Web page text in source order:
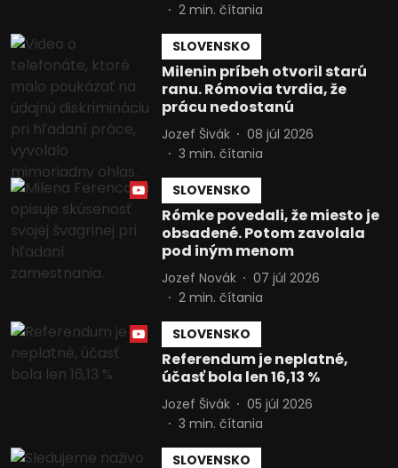
2 min. čítania
SLOVENSKO
Milenin príbeh otvoril starú
ranu. Rómovia tvrdia, že
prácu nedostanú
Jozef Šivák
08 júl 2026
3 min. čítania
SLOVENSKO
Rómke povedali, že miesto je
obsadené. Potom zavolala
pod iným menom
Jozef Novák
07 júl 2026
2 min. čítania
SLOVENSKO
Referendum je neplatné,
účasť bola len 16,13 %
Jozef Šivák
05 júl 2026
3 min. čítania
SLOVENSKO